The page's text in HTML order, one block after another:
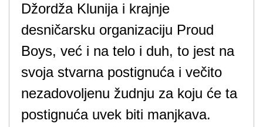
Džordža Klunija i krajnje
desničarsku organizaciju Proud
Boys, već i na telo i duh, to jest na
svoja stvarna postignuća i večito
nezadovoljenu žudnju za koju će ta
postignuća uvek biti manjkava.